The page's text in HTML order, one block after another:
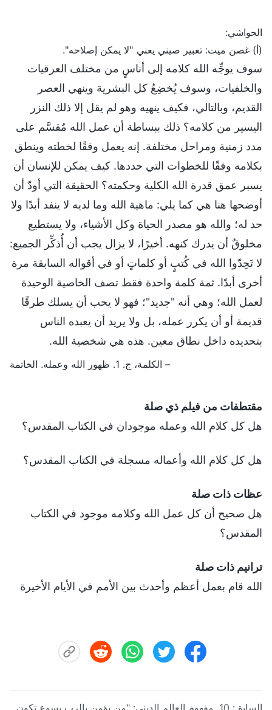
الحواشي:
(أ) غصن ميت: تعبير صيني يعني "لا يمكن إصلاحه".
سوف يوجِّه الله كلامه إلى أناسٍ من مختلف العرقيات
والخلفيات، وسوف يُخضِعُ كل البشرية وينهي العصر
القديم، وبالتالي، فكيف ينهيه وهو لم يقل إلا ذلك النزر
اليسير من كلامه؟ ذلك ببساطة أن عمل الله مُقسَّم على
مدد زمنية ومراحل مختلفة. إنه يعمل وفقًا لخطته وينطق
بكلامه وفقًا للخطوات التي حددها. كيف يمكن للإنسان أن
يسبر عمق قدرة الله الكلية وحكمته؟ الحقيقة التي أودّ أن
أوضحها هنا هي كما يلي: ماهية الله وما لديه لا ينفد أبدًا ولا
حد له؛ والله هو مصدر الحياة وكل الأشياء، ولا يستطيع
مخلوقٌ أن يدرك كنهه. أخيرًا، لا يزال يجب أن أُذكِّر الجميع:
لا تَحِدّوا الله في كُتبٍ أو كلماتٍ أو في أقواله السابقة مرة
أخرى أبدًا. ثمة كلمة واحدة فقط تصف الخاصية الوحيدة
لعمل الله؛ وهي أنه "جديد"؛ فهو لا يحب أن يسلك طرقًا
قديمة أو أن يكرر عمله، بل ولا يريد أن يعبده الناس
بتحديده داخل نطاق معين. هذه هي شخصية الله.
– الكلمة، ج. 1. ظهور الله وعمله. الخاتمة
مقتطفات من فيلم ذي صلة
هل كل كلام الله وعمله موجودان في الكتاب المقدس؟
هل كل كلام الله وأعماله مسجلة في الكتاب المقدس؟
عظات ذات صلة
هل صحيح أن كل عمل الله وكلامه موجود في الكتاب
المقدس؟
ترانيم ذات صلة
الله قام بعمل أعظم وأحدث بين الأمم في الأيام الأخيرة
السابق:
10. مفهوم العالم الديني: "من يؤمن بالرب يسوع تكون